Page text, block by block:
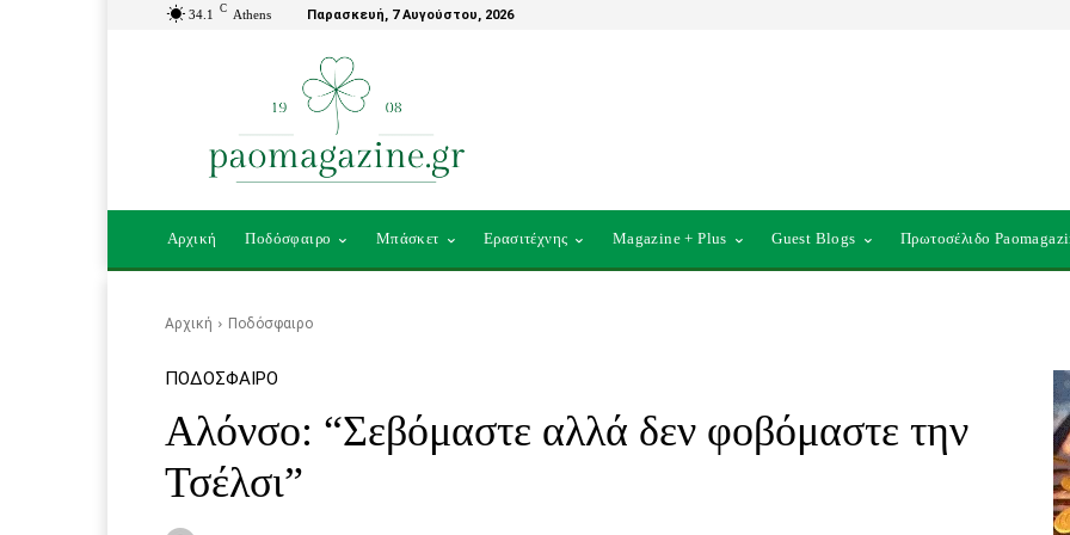
34.1 C Athens Παρασκευή, 7 Αυγούστου, 2026
Αρχική Ποδόσφαιρο Μπάσκετ Ερασιτέχνης Magazine + Plus Guest Blogs Πρωτοσέλιδο
Αρχική Ποδόσφαιρο
ΠΟΔΌΣΦΑΙΡΟ
Αλόνσο: “Σεβόμαστε αλλά δεν φοβόμαστε την
Τσέλσι”